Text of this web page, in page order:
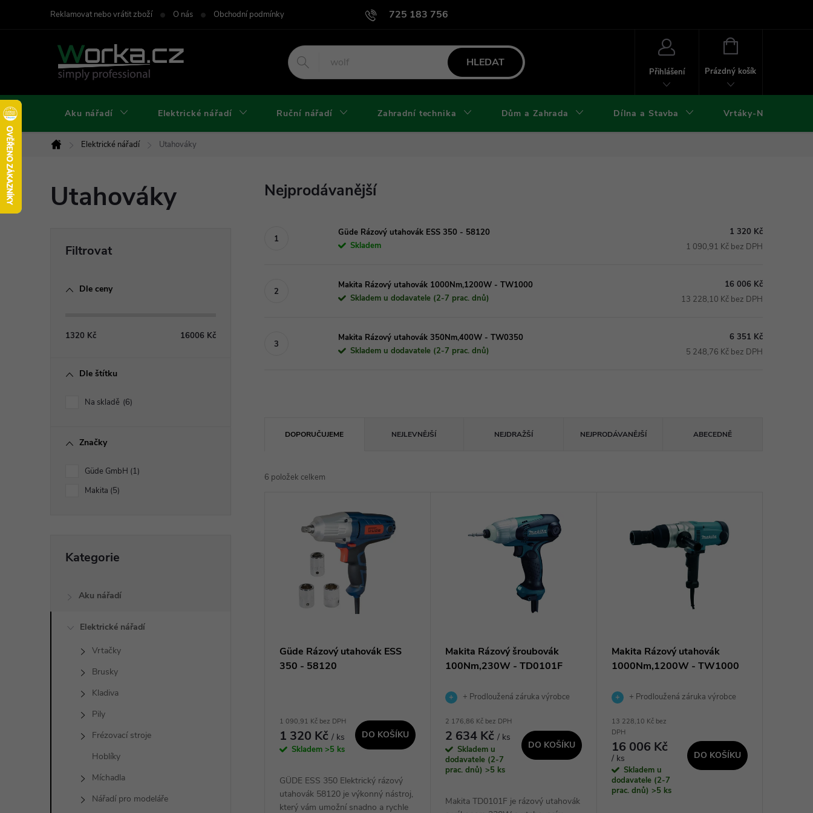
725 183 756
Reklamovat nebo vrátit zboží O nás Obchodní podmínky Podmínky užití webu Podmínky ochrany osobních údajů a cookies
HLEDAT
Přihlášení
NÁKUPNÍ
Prázdný košík
Aku nářadí Elektrické nářadí Ruční nářadí Zahradní technika Dům a Zahrada Dílna a Stavba Vrtáky-Nástroje
Domů
Elektrické nářadí Utahováky
Utahováky
e
Dle ceny
1320 Kč 16006 Kč
Dle štítku
Na skladě 6
Značky
Güde GmbH 1
Makita 5
kategorie
Kategorie
Aku nářadí
Elektrické nářadí
Vrtačky
Brusky
Kladiva
Pily
Frézovací stroje
Hoblíky
Míchadla
Nářadí pro modeláře
Nejprodávanější
Güde Rázový utahovák ESS 350 - 58120
Skladem
1 320 Kč
1 090,91 Kč bez DPH
Makita Rázový utahovák 1000Nm,1200W - TW1000
Skladem u dodavatele (2-7 prac. dnů)
16 006 Kč
13 228,10 Kč bez DPH
Makita Rázový utahovák 350Nm,400W - TW0350
Skladem u dodavatele (2-7 prac. dnů)
6 351 Kč
5 248,76 Kč bez DPH
z
DOPORUČUJEME NEJLEVNĚJŠÍ NEJDRAŽŠÍ NEJPRODÁVANĚJŠÍ ABECEDNĚ
6 položek celkem
Güde Rázový utahovák ESS
350 - 58120
1 090,91 Kč bez DPH
1 320 Kč / ks
Skladem >5 ks
DO KOŠÍKU
GÜDE ESS 350 Elektrický rázový
utahovák 58120 je výkonný nástroj,
který vám umožní snadno a rychle
Makita Rázový šroubovák
100Nm,230W - TD0101F
+ Prodloužená záruka výrobce
2 176,86 Kč bez DPH
2 634 Kč/ ks
Skladem u
dodavatele (2-7
prac. dnů)>5 ks
DO KOŠÍKU
Makita TD0101F je rázový utahovák
Makita Rázový utahovák
1000Nm,1200W - TW1000
+ Prodloužená záruka výrobce
13 228,10 Kč bez
DPH
16 006 Kč
/ ks
Skladem u
dodavatele (2-7
prac. dnů) >5 ks
DO KOŠÍKU